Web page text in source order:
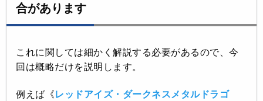
合があります
これに関しては細かく解説する必要があるので、今
回は概略だけを説明します。
例えば《レッドアイズ・ダークネスメタルドラゴ